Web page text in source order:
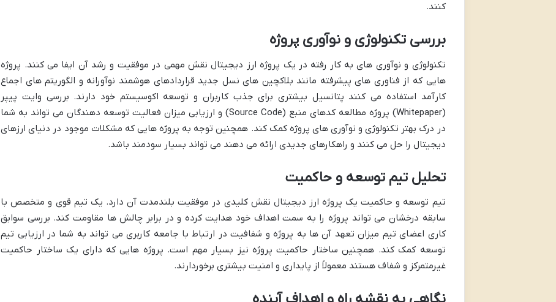
کنند.
بررسی تکنولوژی و نوآوری پروژه
تکنولوژی و نوآوری های به کار رفته در یک پروژه ارز دیجیتال نقش مهمی در موفقیت و رشد آن ایفا می کنند. پروژه
هایی که از فناوری های پیشرفته مانند بلاکچین های نسل جدید قراردادهای هوشمند نوآورانه و الگوریتم های اجماع
کارآمد استفاده می کنند پتانسیل بیشتری برای جذب کاربران و توسعه اکوسیستم خود دارند. بررسی وایت پیپر
(Whitepaper) پروژه مطالعه کدهای منبع (Source Code) و ارزیابی میزان فعالیت توسعه دهندگان می تواند به شما
در درک بهتر تکنولوژی و نوآوری های پروژه کمک کند. همچنین توجه به پروژه هایی که مشکلات موجود در دنیای ارزهای
دیجیتال را حل می کنند و راهکارهای جدیدی ارائه می دهند می تواند بسیار سودمند باشد.
تحلیل تیم توسعه و حاکمیت
تیم توسعه و حاکمیت یک پروژه ارز دیجیتال نقش کلیدی در موفقیت بلندمدت آن دارد. یک تیم قوی و متخصص با
سابقه درخشان می تواند پروژه را به سمت اهداف خود هدایت کرده و در برابر چالش ها مقاومت کند. بررسی سوابق
کاری اعضای تیم میزان تعهد آن ها به پروژه و شفافیت در ارتباط با جامعه کاربری می تواند به شما در ارزیابی تیم
توسعه کمک کند. همچنین ساختار حاکمیت پروژه نیز بسیار مهم است. پروژه هایی که دارای یک ساختار حاکمیت
غیرمتمرکز و شفاف هستند معمولاً از پایداری و امنیت بیشتری برخوردارند.